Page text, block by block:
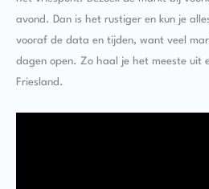
avond. Dan is het rustiger en kun je
vooraf de data en tijden, want veel
dagen open. Zo haal je het meeste uit
Friesland.